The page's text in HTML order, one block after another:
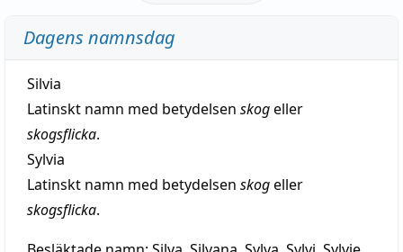
Dagens namnsdag
Silvia
Latinskt namn med betydelsen skogeller
skogsflicka.
Sylvia
Latinskt namn med betydelsen skogeller
skogsflicka.